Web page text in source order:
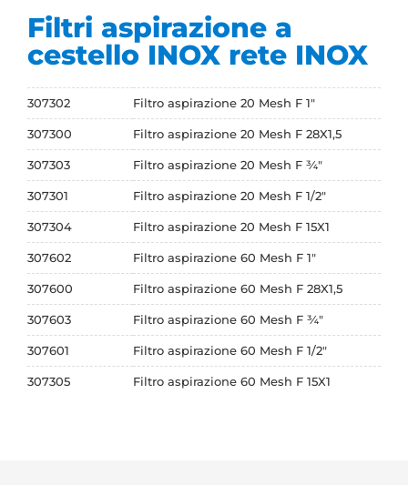
Filtri aspirazione a
cestello INOX rete INOX
307302 Filtro aspirazione 20 Mesh F 1"
307300 Filtro aspirazione 20 Mesh F 28X1,5
307303 Filtro aspirazione 20 Mesh F ¾"
307301 Filtro aspirazione 20 Mesh F 1/2"
307304 Filtro aspirazione 20 Mesh F 15X1
307602 Filtro aspirazione 60 Mesh F 1"
307600 Filtro aspirazione 60 Mesh F 28X1,5
307603 Filtro aspirazione 60 Mesh F ¾"
307601 Filtro aspirazione 60 Mesh F 1/2"
307305 Filtro aspirazione 60 Mesh F 15X1